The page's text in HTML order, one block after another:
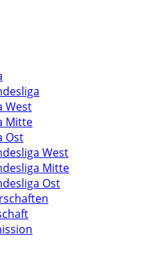
West
Mitte
Ost
West
Mitte
Ost